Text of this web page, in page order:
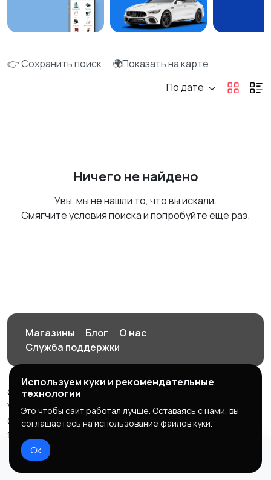
👉 Сохранить поиск
🌍Показать на карте
По дате
Ничего не найдено
Увы, мы не нашли то, что вы искали.
Смягчите условия поиска и попробуйте еще раз.
Магазины Блог
О нас
Служба поддержки
© 2026 Орен-АЙ - Авто | Недвижимость | Работа |
Услуги
Создал Карусов Е.С ООО "ЦПК" ИНН 5609203278 ОГРН
1235600008841
Правила сервиса
Используем куки и рекомендательные
технологии
Это чтобы сайт работал лучше. Оставаясь с нами, вы
соглашаетесь на использование файлов куки.
Ок